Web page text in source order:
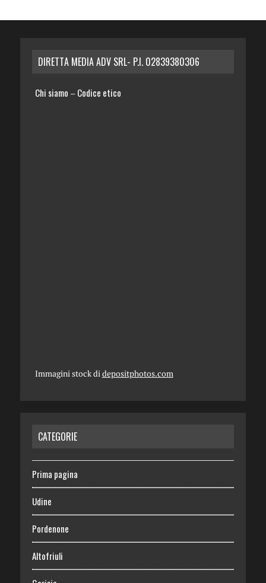
DIRETTA MEDIA ADV SRL- P.I. 02839380306
Chi siamo – Codice etico
Immagini stock didepositphotos.com
CATEGORIE
Prima pagina
Udine
Pordenone
Altofriuli